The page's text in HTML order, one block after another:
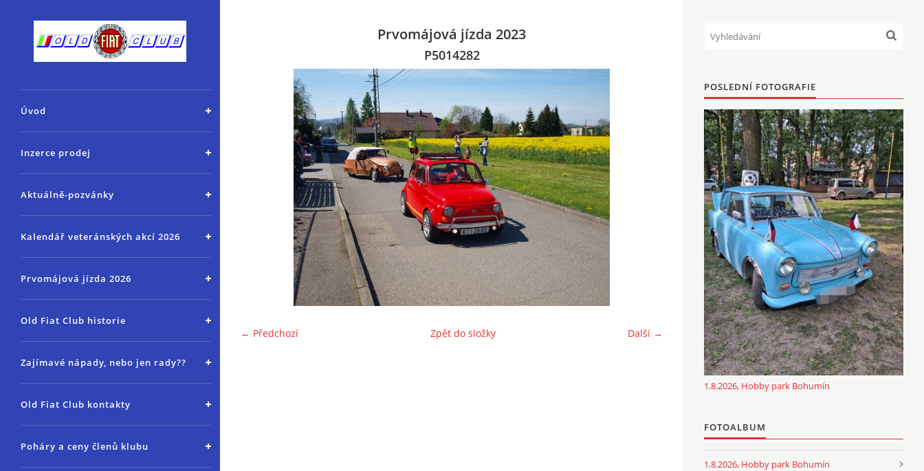
Úvod
Inzerce prodej
Aktuálně-pozvánky
Kalendář veteránských akcí 2026
Prvomájová jízda 2026
Old Fiat Club historie
Zajímavé nápady, nebo jen rady??
Old Fiat Club kontakty
Poháry a ceny členů klubu
Prvomájová jízda 2023
P5014282
← Předchozí Další →
Zpět do složky
POSLEDNÍ FOTOGRAFIE
1.8.2026, Hobby park Bohumín
FOTOALBUM
1.8.2026, Hobby park Bohumín